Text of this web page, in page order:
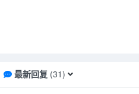
最新回复(31)